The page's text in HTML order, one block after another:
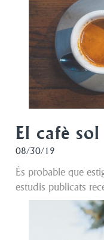
El cafè sol
08/30/19
És probable que
estudis publicats